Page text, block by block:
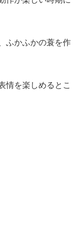
ふかふかの蓑を作
情を楽しめるとこ